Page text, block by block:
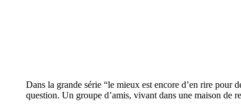
Dans la grande série “le mieux est encore d’en rire pour
question. Un groupe d’amis, vivant dans une maison